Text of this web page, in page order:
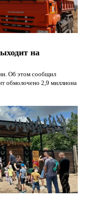
на
Об этом сообщил
обмолочено 2,9 миллиона